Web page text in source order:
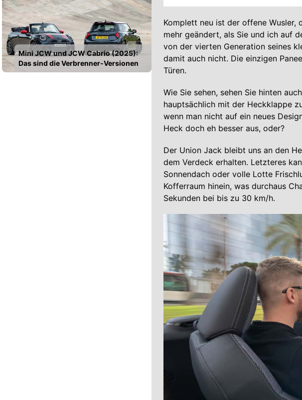
Mini JCW und JCW Cabrio (2025):
Das sind die Verbrenner-Versionen
Komplett neu ist der offene Wusler,
mehr geändert, als Sie und ich auf
von der vierten Generation seines
damit auch nicht. Die einzigen
Türen.
Wie Sie sehen, sehen Sie hinten
hauptsächlich mit der Heckklappe
wenn man nicht auf ein neues
Heck doch eh besser aus, oder?
Der Union Jack bleibt uns an den
dem Verdeck erhalten. Letzteres
Sonnendach oder volle Lotte
Kofferraum hinein, was durchaus
Sekunden bei bis zu 30 km/h.